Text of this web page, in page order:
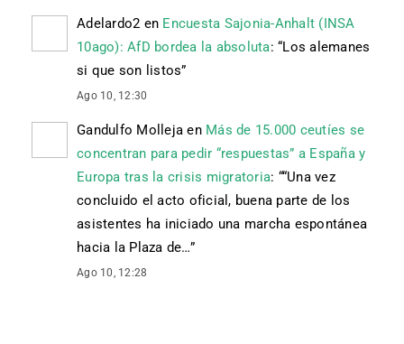
Adelardo2 en Encuesta Sajonia-Anhalt (INSA
10ago): AfD bordea la absoluta: “Los alemanes
si que son listos”
Ago 10, 12:30
Gandulfo Molleja en Más de 15.000 ceutíes se
concentran para pedir “respuestas” a España y
Europa tras la crisis migratoria: ““Una vez
concluido el acto oficial, buena parte de los
asistentes ha iniciado una marcha espontánea
hacia la Plaza de…”
Ago 10, 12:28